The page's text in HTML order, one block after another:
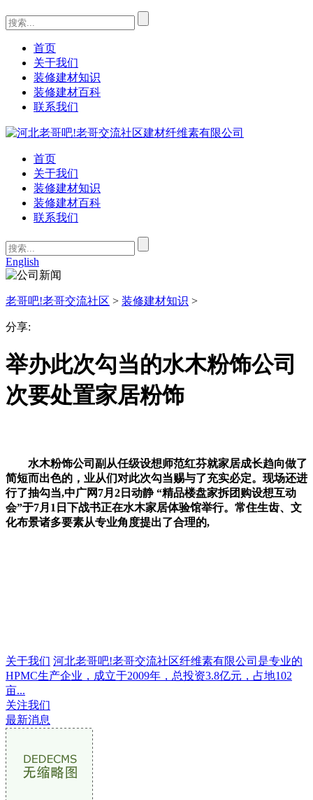
首页
关于我们
装修建材知识
装修建材百科
联系我们
首页
关于我们
装修建材知识
装修建材百科
联系我们
English
老哥吧!老哥交流社区 > 装修建材知识 >
分享:
举办此次勾当的水木粉饰公司
次要处置家居粉饰
水木粉饰公司副从任级设想师范红芬就家居成长趋向做了
简短而出色的，业从们对此次勾当赐与了充实必定。现场还进
行了抽勾当,中广网7月2日动静 “精品楼盘家拆团购设想互动
会”于7月1日下战书正在水木家居体验馆举行。常住生齿、文
化布景诸多要素从专业角度提出了合理的,
关于我们 河北老哥吧!老哥交流社区纤维素有限公司是专业的
HPMC生产企业，成立于2009年，总投资3.8亿元，占地102
亩...
关注我们
最新消息